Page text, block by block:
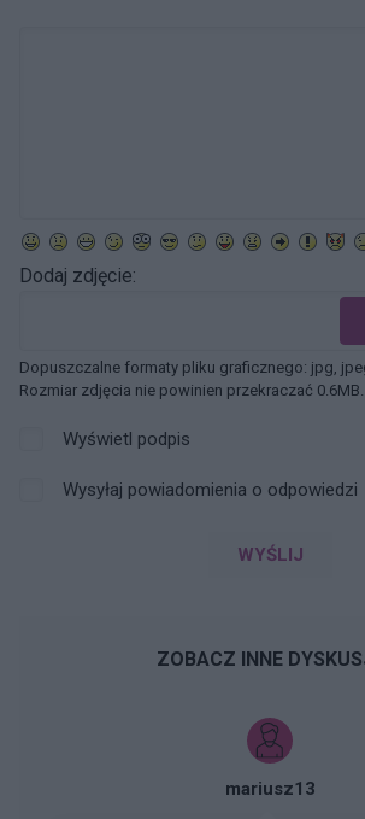
Dodaj zdjęcie:
Dopuszczalne formaty pliku graficznego: jpg,
Rozmiar zdjęcia nie powinien przekraczać 0.6MB.
Wyświetl podpis
Wysyłaj powiadomienia o odpowiedzi
WYŚLIJ
ZOBACZ INNE
mariusz13